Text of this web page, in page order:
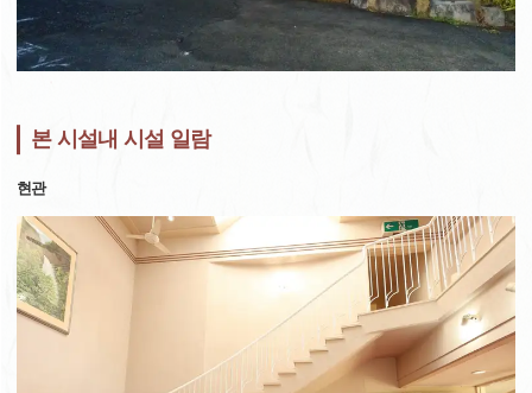
본 시설내 시설 일람
현관